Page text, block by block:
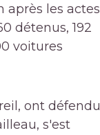
après les actes
détenus, 192
voitures
ont défendu
s'est